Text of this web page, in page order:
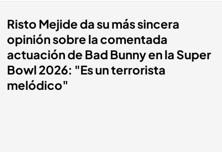
Risto Mejide da su más sincera
opinión sobre la comentada
actuación de Bad Bunny en la Super
Bowl 2026: "Es un terrorista
melódico"